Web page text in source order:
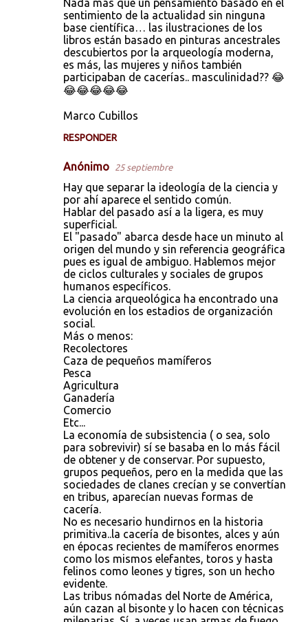
Nada más que un pensamiento basado en el
sentimiento de la actualidad sin ninguna
base científica… las ilustraciones de los
libros están basado en pinturas ancestrales
descubiertos por la arqueología moderna,
es más, las mujeres y niños también
participaban de cacerías.. masculinidad?? 😂
😂😂😂😂😂
Marco Cubillos
RESPONDER
Anónimo 25 septiembre
Hay que separar la ideología de la ciencia y
por ahí aparece el sentido común.
Hablar del pasado así a la ligera, es muy
superficial.
El "pasado" abarca desde hace un minuto al
origen del mundo y sin referencia geográfica
pues es igual de ambiguo. Hablemos mejor
de ciclos culturales y sociales de grupos
humanos específicos.
La ciencia arqueológica ha encontrado una
evolución en los estadios de organización
social.
Más o menos:
Recolectores
Caza de pequeños mamíferos
Pesca
Agricultura
Ganadería
Comercio
Etc...
La economía de subsistencia ( o sea, solo
para sobrevivir) sí se basaba en lo más fácil
de obtener y de conservar. Por supuesto,
grupos pequeños, pero en la medida que las
sociedades de clanes crecían y se convertían
en tribus, aparecían nuevas formas de
cacería.
No es necesario hundirnos en la historia
primitiva..la cacería de bisontes, alces y aún
en épocas recientes de mamíferos enormes
como los mismos elefantes, toros y hasta
felinos como leones y tigres, son un hecho
evidente.
Las tribus nómadas del Norte de América,
aún cazan al bisonte y lo hacen con técnicas